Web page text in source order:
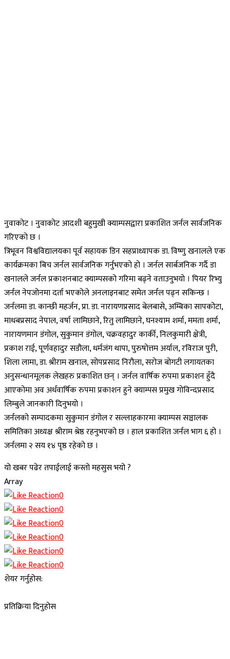
नुवाकोट । नुवाकोट आदशी बहुमुखी क्याम्पसद्वारा प्रकाशित जर्नल सार्वजनिक
गरिएको छ ।
त्रिभूवन विश्वविद्यालयका पूर्व सहायक डिन सहप्राध्यापक डा. विष्णु खनालले एक
कार्यक्रमका बिच जर्नल सार्वजनिक गर्नुभएको हो । जर्नल सार्बजनिक गर्दै डा
खनालले जर्नल प्रकाशनबाट क्याम्पसको गरिमा बढ्ने वताउनुभयो । पियर रिभ्यु
जर्नल नेपजोनमा दर्ता भएकोले अनलाइनबाट समेत जर्नल पढ्न सकिन्छ ।
जर्नलमा डा. कान्छी महर्जन, प्रा. डा. नारायणप्रसाद बेलबासे, अम्बिका सापकोटा,
माधबप्रसाद नेपाल, वर्षा लामिछाने, रितु लामिछाने, घनश्याम शर्मा, ममता शर्मा,
नारायणमान डंगोल, सुकुमान डंगोल, चक्रवहादुर कार्की, निलकुमारी क्षेत्री,
प्रकाश राई, पूर्णवहादुर सडौला, धर्मजंग थापा, पुरुषोत्तम अर्याल, रविराज पुरी,
शिला लामा, डा. श्रीराम खनाल, सोपप्रसाद निरौला, सरोज बोगटी लगायतका
अनुसन्धानमूलक लेखहरु प्रकाशित छन् । जर्नल वार्षिक रुपमा प्रकाशन हुँदै
आएकोमा अव अर्धवार्षिक रुपमा प्रकाशन हुने क्याम्पस प्रमुख गोविन्दप्रसाद
लिम्बुले जानकारी दिनुभयो ।
जर्नलको सम्पादकमा सुकुमान डंगोल र सल्लाहकारमा क्याम्पस सञ्चालक
समितिका अध्यक्ष श्रीराम श्रेष्ठ रहनुभएको छ । हाल प्रकाशित जर्नल भाग ६ हो ।
जर्नलमा २ सय १४ पृष्ठ रहेको छ ।
यो खबर पढेर तपाईलाई कस्तो महसुस भयो ?
Array
0
0
0
0
0
0
शेयर गर्नुहोस:
प्रतिक्रिया दिनुहोस